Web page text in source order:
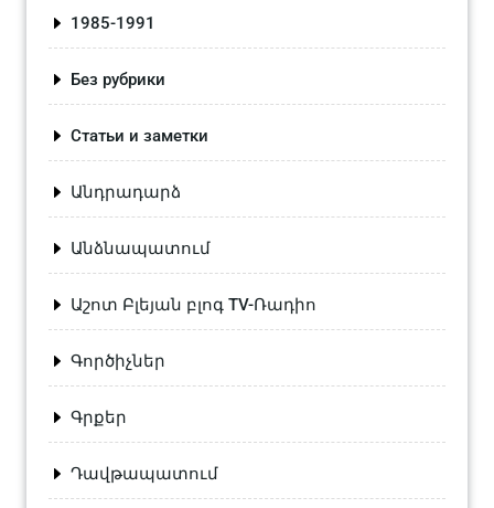
1985-1991
Без рубрики
Статьи и заметки
Անդրադարձ
Անձնապատում
Աշոտ Բլեյան բլոգ TV-Ռադիո
Գործիչներ
Գրքեր
Դավթապատում